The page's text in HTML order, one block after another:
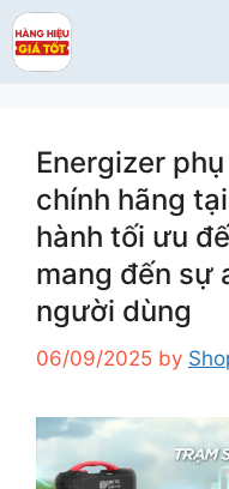
Skip
to
content
Energizer
chính hãng
hành tối ưu
mang đến sự
người dùng
06/09/2025 by